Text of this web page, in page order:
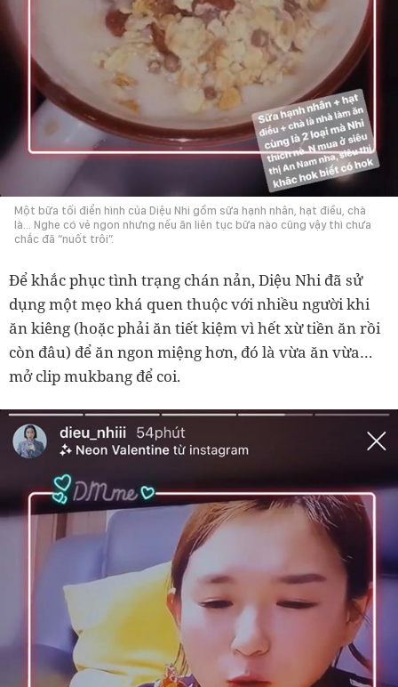
Một bữa tối điển hình của Diệu Nhi gồm sữa hạnh nhân, hạt điều, chà
là… Nghe có vẻ ngon nhưng nếu ăn liên tục bữa nào cũng vậy thì chưa
chắc đã “nuốt trôi”.
Để khắc phục tình trạng chán nản, Diệu Nhi đã sử
dụng một mẹo khá quen thuộc với nhiều người khi
ăn kiêng (hoặc phải ăn tiết kiệm vì hết xừ tiền ăn rồi
còn đâu) để ăn ngon miệng hơn, đó là vừa ăn vừa…
mở clip mukbang để coi.